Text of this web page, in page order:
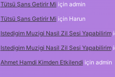
Tütsü Şans Getirir Mi için admin
Tütsü Şans Getirir Mi için Harun
Istedigim Muzigi Nasil Zil Sesi Yapabilirim
Istedigim Muzigi Nasil Zil Sesi Yapabilirim
Ahmet Hamdi Kimden Etkilendi için admin